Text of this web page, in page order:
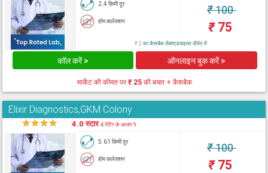
2.4 किमी दूर
होम कलेक्शन
₹100
₹75
₹ 2 का कैशबैक लैब्सएडवाइजर वॉलेट में
कॉल करें > ऑनलाइन बुक करें >
मार्केट की कीमत पर₹ 25 की बचत + कैशबैक
Elixir Diagnostics,GKM Colony
★★★★ 4.0 स्टार4 रेटिंग के आधार पे
5.61 किमी दूर
होम कलेक्शन
₹100
₹75